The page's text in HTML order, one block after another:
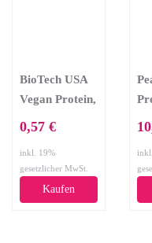
BioTech USA
Vegan Protein,
Fruit
0,57 €
inkl. 19%
gesetzlicher MwSt.
Kaufen